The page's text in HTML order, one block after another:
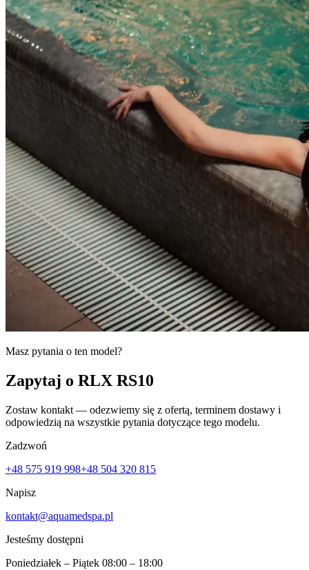
Masz pytania o ten model?
Zapytaj o RLX RS10
Zostaw kontakt — odezwiemy się z ofertą, terminem dostawy i
odpowiedzią na wszystkie pytania dotyczące tego modelu.
Zadzwoń
+48 575 919 998+48 504 320 815
Napisz
kontakt@aquamedspa.pl
Jesteśmy dostępni
Poniedziałek – Piątek 08:00 – 18:00